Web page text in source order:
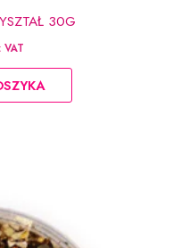
30G
VAT